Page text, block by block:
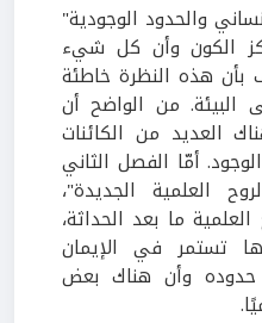
والحدود الوجودية"
الكون وأن كل شيء
بأن هذه النظرة خاطئة
البيئة. من الواضح أن
العديد من الكائنات
أمّا الفصل الثاني
العلمية الجديدة"،
ما بعد الحداثة،
تستمر في الإيمان
حدوده وأن هناك بعض